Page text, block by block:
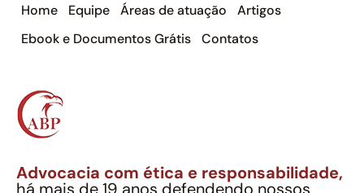
Home Equipe Áreas de atuação
Artigos
Ebook e Documentos Grátis
Contatos
Advocacia com ética e responsabilidade,